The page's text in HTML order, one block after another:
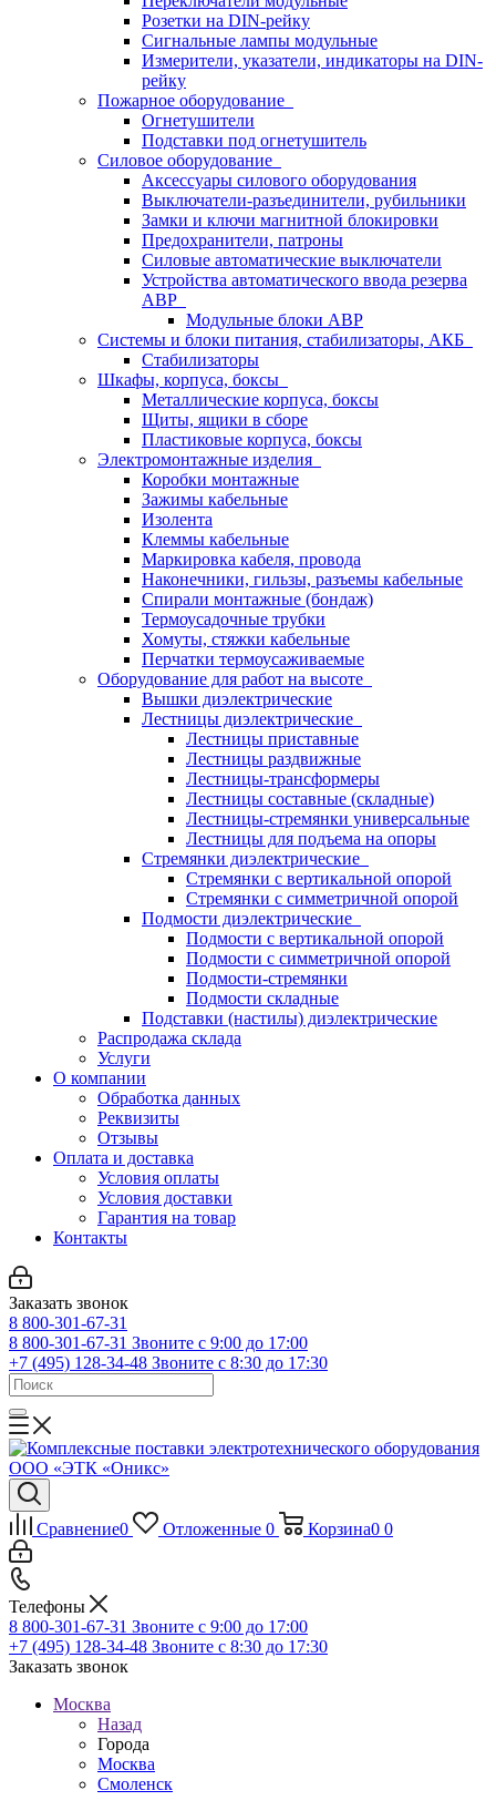
Розетки на DIN-рейку
Сигнальные лампы модульные
Измерители, указатели, индикаторы на DIN-
рейку
Пожарное оборудование
Огнетушители
Подставки под огнетушитель
Силовое оборудование
Аксессуары силового оборудования
Выключатели-разъединители, рубильники
Замки и ключи магнитной блокировки
Предохранители, патроны
Силовые автоматические выключатели
Устройства автоматического ввода резерва
АВР
Модульные блоки АВР
Системы и блоки питания, стабилизаторы, АКБ
Стабилизаторы
Шкафы, корпуса, боксы
Металлические корпуса, боксы
Щиты, ящики в сборе
Пластиковые корпуса, боксы
Электромонтажные изделия
Коробки монтажные
Зажимы кабельные
Изолента
Клеммы кабельные
Маркировка кабеля, провода
Наконечники, гильзы, разъемы кабельные
Спирали монтажные (бондаж)
Термоусадочные трубки
Хомуты, стяжки кабельные
Перчатки термоусаживаемые
Оборудование для работ на высоте
Вышки диэлектрические
Лестницы диэлектрические
Лестницы приставные
Лестницы раздвижные
Лестницы-трансформеры
Лестницы составные (складные)
Лестницы-стремянки универсальные
Лестницы для подъема на опоры
Стремянки диэлектрические
Стремянки с вертикальной опорой
Стремянки с симметричной опорой
Подмости диэлектрические
Подмости с вертикальной опорой
Подмости с симметричной опорой
Подмости-стремянки
Подмости складные
Подставки (настилы) диэлектрические
Распродажа склада
Услуги
О компании
Обработка данных
Реквизиты
Отзывы
Оплата и доставка
Условия оплаты
Условия доставки
Гарантия на товар
Контакты
Заказать звонок
8 800-301-67-31
8 800-301-67-31 Звоните с 9:00 до 17:00
+7 (495) 128-34-48 Звоните с 8:30 до 17:30
Сравнение0 Отложенные 0 Корзина0 0
Телефоны
8 800-301-67-31 Звоните с 9:00 до 17:00
+7 (495) 128-34-48 Звоните с 8:30 до 17:30
Заказать звонок
Москва
Назад
Города
Москва
Смоленск